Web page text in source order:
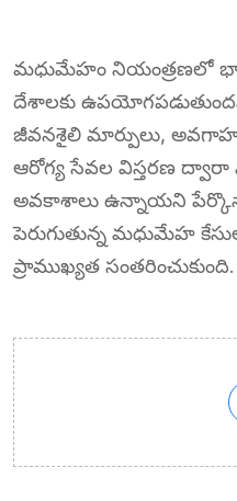
మధుమేహం నియంత్రణలో
దేశాలకు
జీవనశైలి మార్పులు,
ఆరోగ్య సేవల విస్తరణ
అవకాశాలు ఉన్నాయని
పెరుగుతున్న మధుమేహ
ప్రాముఖ్యత సంతరించుకుంది.